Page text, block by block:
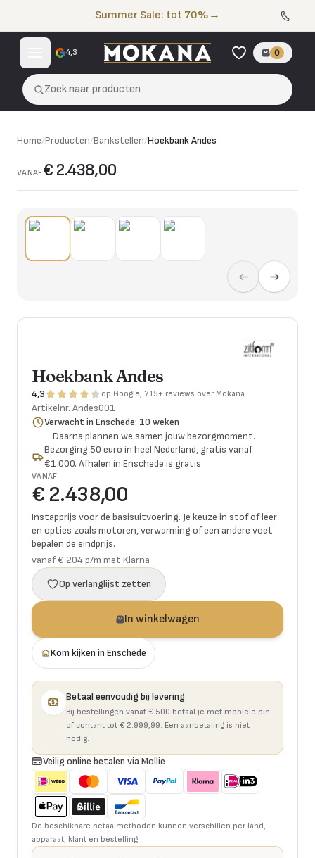
Summer Sale: tot 70% →
4,3 0
Zoek naar producten
Home/Producten/Bankstellen/Hoekbank Andes
VANAF€ 2.438,00
Hoekbank Andes
4,3 op Google, 715+ reviews over Mokana
Artikelnr. Andes001
Verwacht in Enschede: 10 weken
Daarna plannen we samen jouw bezorgmoment.
Bezorging 50 euro in heel Nederland, gratis vanaf
€1.000. Afhalen in Enschede is gratis
VANAF
€ 2.438,00
Instapprijs voor de basisuitvoering. Je keuze in stof of leer
en opties zoals motoren, verwarming of een andere voet
bepalen de eindprijs.
vanaf € 204 p/m met Klarna
Op verlanglijst zetten
In winkelwagen
Kom kijken in Enschede
Betaal eenvoudig bij levering
Bij bestellingen vanaf € 500 betaal je met mobiele pin
of contant tot € 2.999,99. Een aanbetaling is niet
nodig.
Veilig online betalen via Mollie
De beschikbare betaalmethoden kunnen verschillen per land,
apparaat, klant en bestelling.